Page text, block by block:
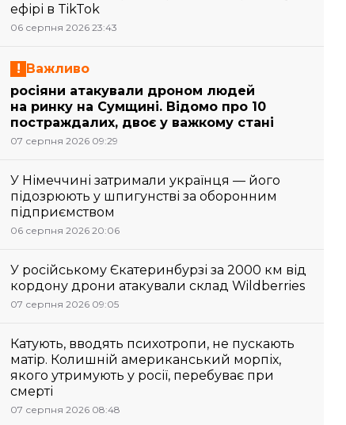
ефірі в TikTok
06 серпня 2026 23:43
Важливо
росіяни атакували дроном людей
на ринку на Сумщині. Відомо про 10
постраждалих, двоє у важкому стані
07 серпня 2026 09:29
У Німеччині затримали українця — його
підозрюють у шпигунстві за оборонним
підприємством
06 серпня 2026 20:06
У російському Єкатеринбурзі за 2000 км від
кордону дрони атакували склад Wildberries
07 серпня 2026 09:05
Катують, вводять психотропи, не пускають
матір. Колишній американський морпіх,
якого утримують у росії, перебуває при
смерті
07 серпня 2026 08:48